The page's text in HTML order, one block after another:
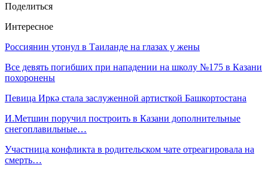
Поделиться
Интересное
Россиянин утонул в Таиланде на глазах у жены
Все девять погибших при нападении на школу №175 в Казани
похоронены
Певица Иркә стала заслуженной артисткой Башкортостана
И.Метшин поручил построить в Казани дополнительные
снегоплавильные…
Участница конфликта в родительском чате отреагировала на
смерть…